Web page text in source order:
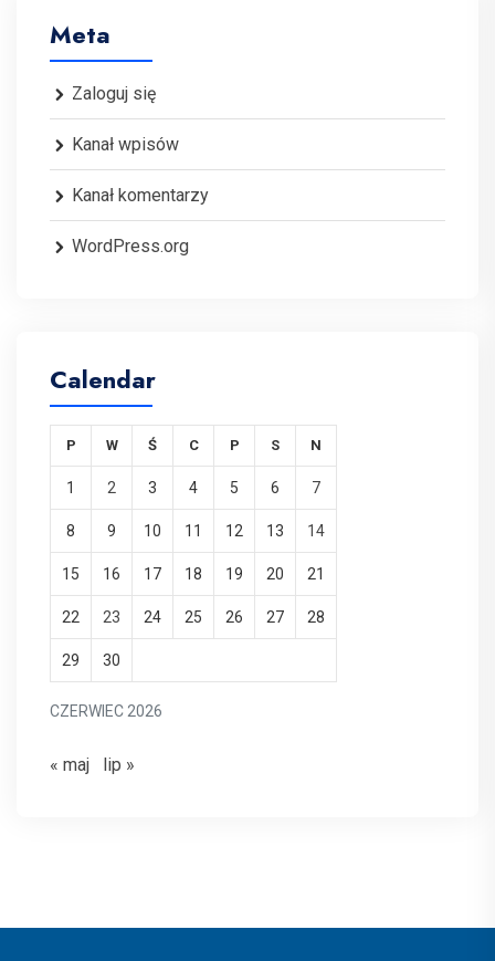
Meta
Zaloguj się
Kanał wpisów
Kanał komentarzy
WordPress.org
Calendar
CZERWIEC 2026
P W Ś C P S N
1 2 3 4 5 6 7
8 9 10 11 12 13 14
15 16 17 18 19 20 21
22 23 24 25 26 27 28
29 30
« maj lip »